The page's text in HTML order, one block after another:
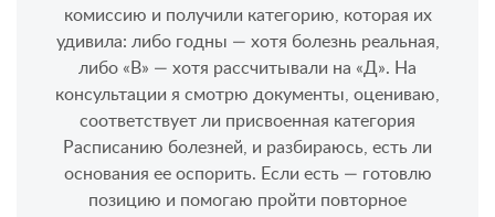
комиссию и получили категорию, которая их
удивила: либо годны — хотя болезнь реальная,
либо «В» — хотя рассчитывали на «Д». На
консультации я смотрю документы, оцениваю,
соответствует ли присвоенная категория
Расписанию болезней, и разбираюсь, есть ли
основания ее оспорить. Если есть — готовлю
позицию и помогаю пройти повторное